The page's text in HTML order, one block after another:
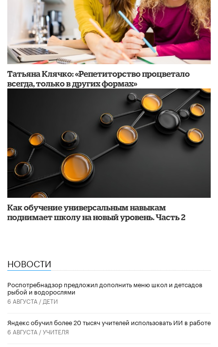
​Татьяна Клячко: «Репетиторство процветало
всегда, только в других формах»
​Как обучение универсальным навыкам
поднимает школу на новый уровень. Часть 2
НОВОСТИ
Роспотребнадзор предложил дополнить меню школ и детсадов
рыбой и водорослями
6 АВГУСТА / ДЕТИ
​Яндекс обучил более 20 тысяч учителей использовать ИИ в работе
6 АВГУСТА /УЧИТЕЛЯ